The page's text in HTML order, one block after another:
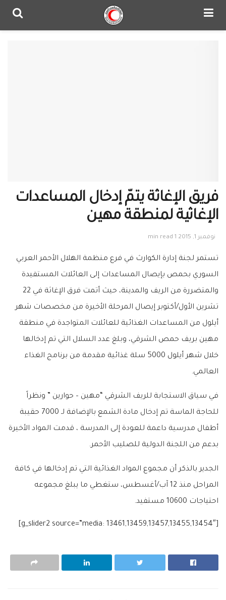
فريق الإغاثة يتمّ إدخال المساعدات
الإغاثية لمنطقة مهين
نوفمبر 1, 2015 1 min read
تستمر لجنة إدارة الكوارث في فرع منظمة الهلال الأحمر العربي
السوري بحمص بإيصال المساعدات إلى العائلات المستفيدة
والمتضررة من الريف والمدينة، حيث أتمت فرق الإغاثة في 22
تشرين الأول/أكتوبر إيصال المرحلة الأخيرة من مخصصات شهر
أيلول من المساعدات الغذائية للعائلات المتواجدة في منطقة
مهين بريف حمص الشرقي، وبلغ عدد السلال التي تم إدخالها
خلال شهر أيلول 5000 سلة غذائية مقدمة من برنامج الغذاء
العالمي.
في سياق الاستجابة للريف الشرقي “مهين – حوارين ” ونظراً
للحاجة الماسة تم إدخال مادة الشمع بالإضافة لـ 7000 حقيبة
أطفال مدرسية داعمة للعودة إلى المدرسة ، قدمت المواد الأخيرة
بدعم من اللجنة الدولية للصليب الأحمر.
الجدير بالذكر أن مجموع المواد الغذائية التي تم إدخالها في كافة
المراحل منذ 12 آب/أغسطس، ستغطي ما يبلغ مجموعه
احتياجات 10600 مستفيد.
[g_slider2 source=”media: 13461,13459,13457,13455,13454″]